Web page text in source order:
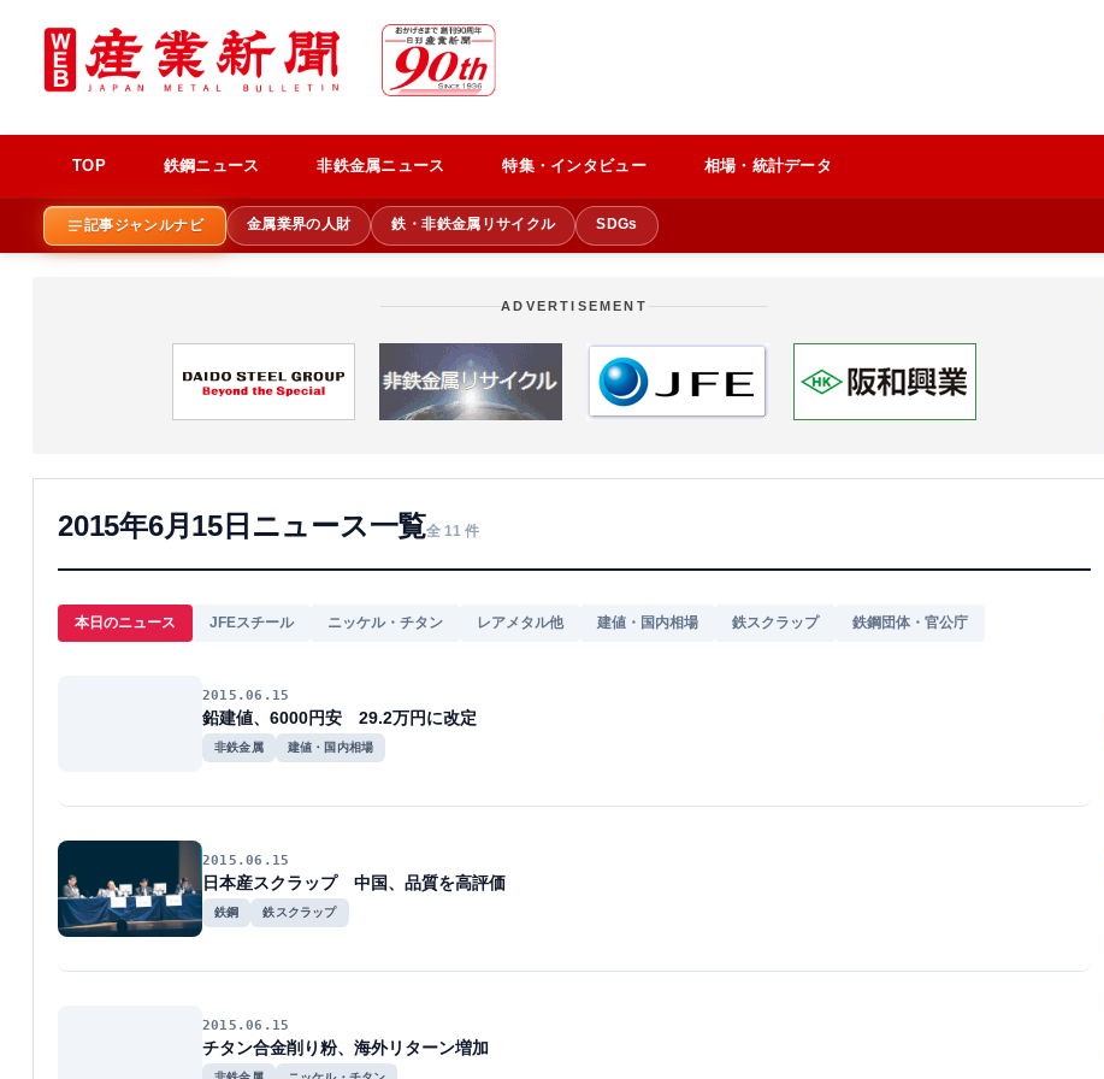
TOP 鉄鋼ニュース 非鉄金属ニュース 特集・インタビュー 相場・統計データ
記事ジャンルナビ 金属業界の人財 鉄・非鉄金属リサイクル SDGs
ADVERTISEMENT
2015年6月15日ニュース一覧全 11 件
本日のニュース JFEスチール ニッケル・チタン レアメタル他 建値・国内相場 鉄スクラップ 鉄鋼団体・官公庁
2015.06.15
鉛建値、6000円安 29.2万円に改定
非鉄金属 建値・国内相場
2015.06.15
日本産スクラップ 中国、品質を高評価
鉄鋼 鉄スクラップ
2015.06.15
チタン合金削り粉、海外リターン増加